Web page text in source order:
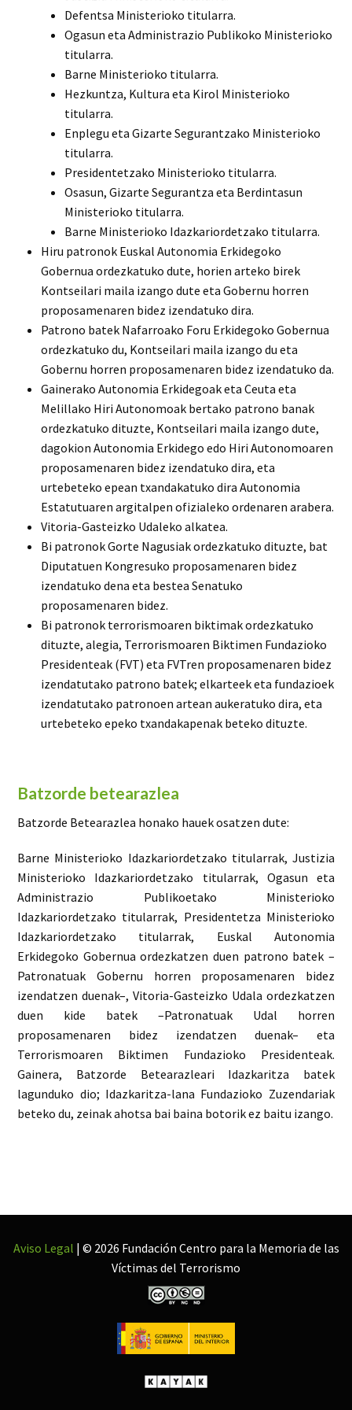
Defentsa Ministerioko titularra.
Ogasun eta Administrazio Publikoko Ministerioko
titularra.
Barne Ministerioko titularra.
Hezkuntza, Kultura eta Kirol Ministerioko
titularra.
Enplegu eta Gizarte Segurantzako Ministerioko
titularra.
Presidentetzako Ministerioko titularra.
Osasun, Gizarte Segurantza eta Berdintasun
Ministerioko titularra.
Barne Ministerioko Idazkariordetzako titularra.
Hiru patronok Euskal Autonomia Erkidegoko
Gobernua ordezkatuko dute, horien arteko birek
Kontseilari maila izango dute eta Gobernu horren
proposamenaren bidez izendatuko dira.
Patrono batek Nafarroako Foru Erkidegoko Gobernua
ordezkatuko du, Kontseilari maila izango du eta
Gobernu horren proposamenaren bidez izendatuko da.
Gainerako Autonomia Erkidegoak eta Ceuta eta
Melillako Hiri Autonomoak bertako patrono banak
ordezkatuko dituzte, Kontseilari maila izango dute,
dagokion Autonomia Erkidego edo Hiri Autonomoaren
proposamenaren bidez izendatuko dira, eta
urtebeteko epean txandakatuko dira Autonomia
Estatutuaren argitalpen ofizialeko ordenaren arabera.
Vitoria-Gasteizko Udaleko alkatea.
Bi patronok Gorte Nagusiak ordezkatuko dituzte, bat
Diputatuen Kongresuko proposamenaren bidez
izendatuko dena eta bestea Senatuko
proposamenaren bidez.
Bi patronok terrorismoaren biktimak ordezkatuko
dituzte, alegia, Terrorismoaren Biktimen Fundazioko
Presidenteak (FVT) eta FVTren proposamenaren bidez
izendatutako patrono batek; elkarteek eta fundazioek
izendatutako patronoen artean aukeratuko dira, eta
urtebeteko epeko txandakapenak beteko dituzte.
Batzorde betearazlea
Batzorde Betearazlea honako hauek osatzen dute:
Barne Ministerioko Idazkariordetzako titularrak, Justizia
Ministerioko Idazkariordetzako titularrak, Ogasun eta
Administrazio Publikoetako Ministerioko
Idazkariordetzako titularrak, Presidentetza Ministerioko
Idazkariordetzako titularrak, Euskal Autonomia
Erkidegoko Gobernua ordezkatzen duen patrono batek –
Patronatuak Gobernu horren proposamenaren bidez
izendatzen duenak–, Vitoria-Gasteizko Udala ordezkatzen
duen kide batek –Patronatuak Udal horren
proposamenaren bidez izendatzen duenak– eta
Terrorismoaren Biktimen Fundazioko Presidenteak.
Gainera, Batzorde Betearazleari Idazkaritza batek
lagunduko dio; Idazkaritza-lana Fundazioko Zuzendariak
beteko du, zeinak ahotsa bai baina botorik ez baitu izango.
Aviso Legal | © 2026 Fundación Centro para la Memoria de las
Víctimas del Terrorismo